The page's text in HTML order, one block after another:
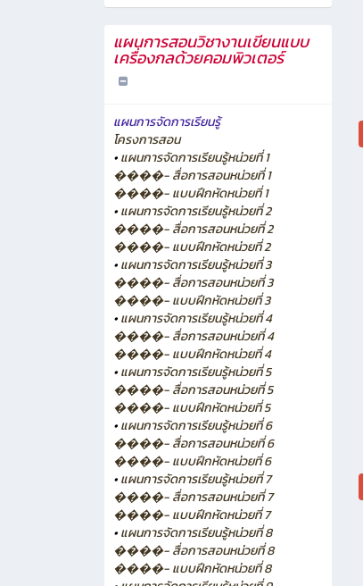
แผนการสอนวิชางานเขียนแบบ
เครื่องกลด้วยคอมพิวเตอร์
แผนการจัดการเรียนรู้
โครงการสอน
•แผนการจัดการเรียนรู้หน่วยที่ 1
����- สื่อการสอนหน่วยที่ 1
����- แบบฝึกหัดหน่วยที่ 1
•แผนการจัดการเรียนรู้หน่วยที่ 2
����- สื่อการสอนหน่วยที่ 2
����- แบบฝึกหัดหน่วยที่ 2
•แผนการจัดการเรียนรู้หน่วยที่ 3
����- สื่อการสอนหน่วยที่ 3
����- แบบฝึกหัดหน่วยที่ 3
•แผนการจัดการเรียนรู้หน่วยที่ 4
����- สื่อการสอนหน่วยที่ 4
����- แบบฝึกหัดหน่วยที่ 4
•แผนการจัดการเรียนรู้หน่วยที่ 5
����- สื่อการสอนหน่วยที่ 5
����- แบบฝึกหัดหน่วยที่ 5
•แผนการจัดการเรียนรู้หน่วยที่ 6
����- สื่อการสอนหน่วยที่ 6
����- แบบฝึกหัดหน่วยที่ 6
•แผนการจัดการเรียนรู้หน่วยที่ 7
����- สื่อการสอนหน่วยที่ 7
����- แบบฝึกหัดหน่วยที่ 7
•แผนการจัดการเรียนรู้หน่วยที่ 8
����- สื่อการสอนหน่วยที่ 8
����- แบบฝึกหัดหน่วยที่ 8